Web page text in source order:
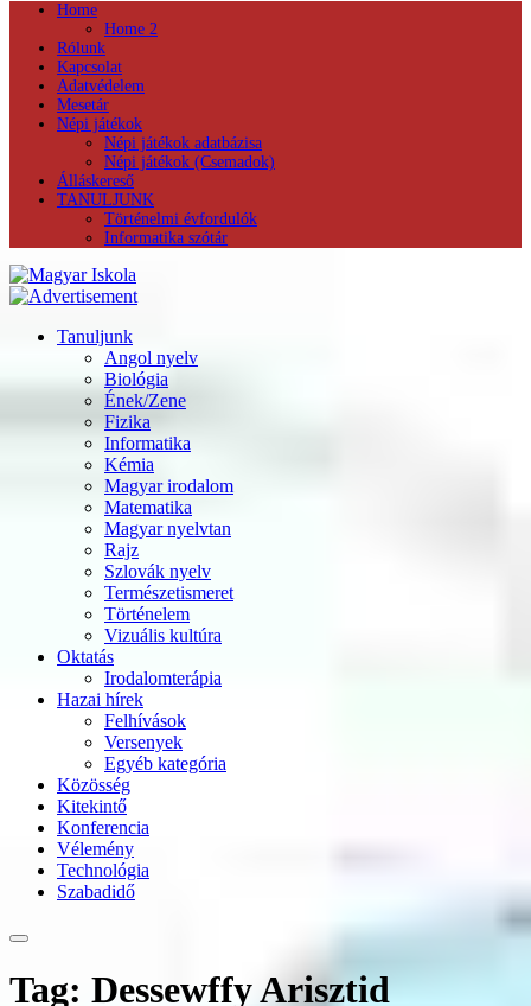
Home
Home 2
Rólunk
Kapcsolat
Adatvédelem
Mesetár
Népi játékok
Népi játékok adatbázisa
Népi játékok (Csemadok)
Álláskereső
TANULJUNK
Történelmi évfordulók
Informatika szótár
Tanuljunk
Angol nyelv
Biológia
Ének/Zene
Fizika
Informatika
Kémia
Magyar irodalom
Matematika
Magyar nyelvtan
Rajz
Szlovák nyelv
Természetismeret
Történelem
Vizuális kultúra
Oktatás
Irodalomterápia
Hazai hírek
Felhívások
Versenyek
Egyéb kategória
Közösség
Kitekintő
Konferencia
Vélemény
Technológia
Szabadidő
Tag: Dessewffy Arisztid